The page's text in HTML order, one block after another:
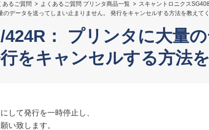
あるご質問 よくあるご質問 プリンタ商品一覧
スキャントロニクス
データを送ってしまい止まりません。 発行をキャンセルする方法を教えてく
424R： プリンタに大量
をキャンセルする方法
して発行を一時停止し、
い致します。